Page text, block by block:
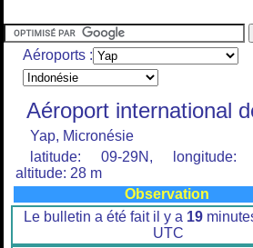
Aéroports :
Aéroport international
Yap, Micronésie
latitude: 09-29N, longitude:
altitude: 28 m
Observation
Le bulletin a été fait il y a 19
UTC